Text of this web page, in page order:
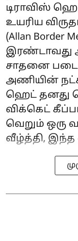
டிராவிஸ்
உயரிய
(Allan Border
இரண்டாவது
சாதனை
அணியின்
ஹெட் தனது
விக்கெட்
வெறும் ஒரு
வீழ்த்தி, இந்த